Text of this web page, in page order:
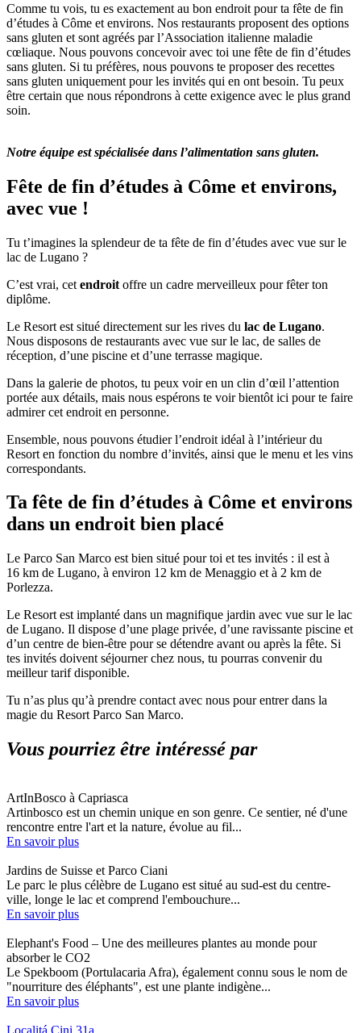
Comme tu vois, tu es exactement au bon endroit pour ta fête de fin
d’études à Côme et environs. Nos restaurants proposent des options
sans gluten et sont agréés par l’Association italienne maladie
cœliaque. Nous pouvons concevoir avec toi une fête de fin d’études
sans gluten. Si tu préfères, nous pouvons te proposer des recettes
sans gluten uniquement pour les invités qui en ont besoin. Tu peux
être certain que nous répondrons à cette exigence avec le plus grand
soin.
Notre équipe est spécialisée dans l’alimentation sans gluten.
Fête de fin d’études à Côme et environs,
avec vue !
Tu t’imagines la splendeur de ta fête de fin d’études avec vue sur le
lac de Lugano ?
C’est vrai, cet endroit offre un cadre merveilleux pour fêter ton
diplôme.
Le Resort est situé directement sur les rives du lac de Lugano.
Nous disposons de restaurants avec vue sur le lac, de salles de
réception, d’une piscine et d’une terrasse magique.
Dans la galerie de photos, tu peux voir en un clin d’œil l’attention
portée aux détails, mais nous espérons te voir bientôt ici pour te faire
admirer cet endroit en personne.
Ensemble, nous pouvons étudier l’endroit idéal à l’intérieur du
Resort en fonction du nombre d’invités, ainsi que le menu et les vins
correspondants.
Ta fête de fin d’études à Côme et environs
dans un endroit bien placé
Le Parco San Marco est bien situé pour toi et tes invités : il est à
16 km de Lugano, à environ 12 km de Menaggio et à 2 km de
Porlezza.
Le Resort est implanté dans un magnifique jardin avec vue sur le lac
de Lugano. Il dispose d’une plage privée, d’une ravissante piscine et
d’un centre de bien-être pour se détendre avant ou après la fête. Si
tes invités doivent séjourner chez nous, tu pourras convenir du
meilleur tarif disponible.
Tu n’as plus qu’à prendre contact avec nous pour entrer dans la
magie du Resort Parco San Marco.
Vous pourriez être intéressé par
ArtInBosco à Capriasca
Artinbosco est un chemin unique en son genre. Ce sentier, né d'une
rencontre entre l'art et la nature, évolue au fil...
En savoir plus
Jardins de Suisse et Parco Ciani
Le parc le plus célèbre de Lugano est situé au sud-est du centre-
ville, longe le lac et comprend l'embouchure...
En savoir plus
Elephant's Food – Une des meilleures plantes au monde pour
absorber le CO2
Le Spekboom (Portulacaria Afra), également connu sous le nom de
"nourriture des éléphants", est une plante indigène...
En savoir plus